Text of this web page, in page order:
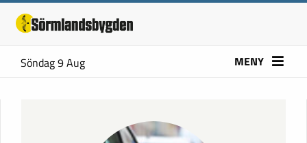
Söndag 9 Aug MENY